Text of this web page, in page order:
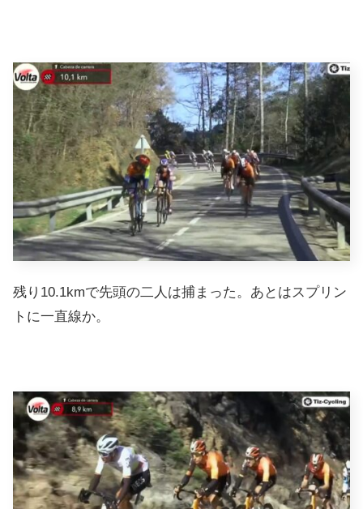
残り10.1kmで先頭の二人は捕まった。あとはスプリン
トに一直線か。